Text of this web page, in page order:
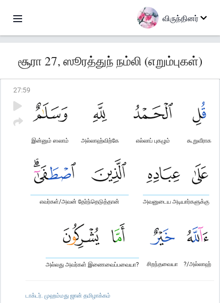
விருந்தினர்
சூரா 27, ஸூரத்துந் நம்லி (எறும்புகள்)
27:59
கூறுவீராக
எல்லாப் புகழும்
அல்லாஹ்விற்கே
இன்னும் ஸலாம்
அவனுடைய அடியார்களுக்கு
எவர்கள்/அவன் தேர்ந்தெடுத்தான்
?/அல்லாஹ்
சிறந்தவையா
அல்லது அவர்கள் இணைவைப்பவையா?
டாக்டர். முஹம்மது ஜான் தமிழாக்கம்